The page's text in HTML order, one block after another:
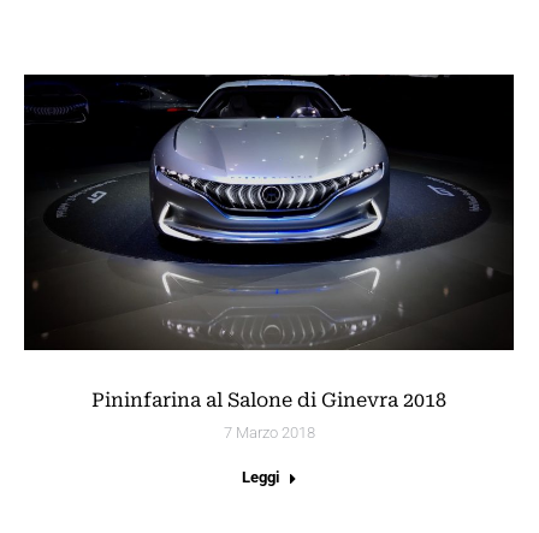
Pininfarina al Salone di Ginevra 2018
7 Marzo 2018
Leggi